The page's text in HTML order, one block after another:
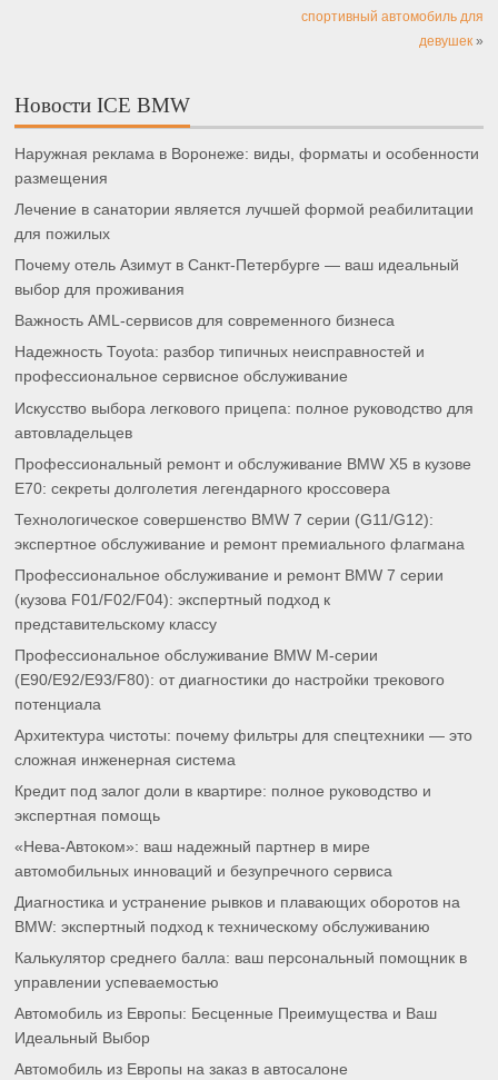
спортивный автомобиль для
девушек»
Новости ICE BMW
Наружная реклама в Воронеже: виды, форматы и особенности
размещения
Лечение в санатории является лучшей формой реабилитации
для пожилых
Почему отель Азимут в Санкт-Петербурге — ваш идеальный
выбор для проживания
Важность AML-сервисов для современного бизнеса
Надежность Toyota: разбор типичных неисправностей и
профессиональное сервисное обслуживание
Искусство выбора легкового прицепа: полное руководство для
автовладельцев
Профессиональный ремонт и обслуживание BMW X5 в кузове
E70: секреты долголетия легендарного кроссовера
Технологическое совершенство BMW 7 серии (G11/G12):
экспертное обслуживание и ремонт премиального флагмана
Профессиональное обслуживание и ремонт BMW 7 серии
(кузова F01/F02/F04): экспертный подход к
представительскому классу
Профессиональное обслуживание BMW M-серии
(E90/E92/E93/F80): от диагностики до настройки трекового
потенциала
Архитектура чистоты: почему фильтры для спецтехники — это
сложная инженерная система
Кредит под залог доли в квартире: полное руководство и
экспертная помощь
«Нева-Автоком»: ваш надежный партнер в мире
автомобильных инноваций и безупречного сервиса
Диагностика и устранение рывков и плавающих оборотов на
BMW: экспертный подход к техническому обслуживанию
Калькулятор среднего балла: ваш персональный помощник в
управлении успеваемостью
Автомобиль из Европы: Бесценные Преимущества и Ваш
Идеальный Выбор
Автомобиль из Европы на заказ в автосалоне